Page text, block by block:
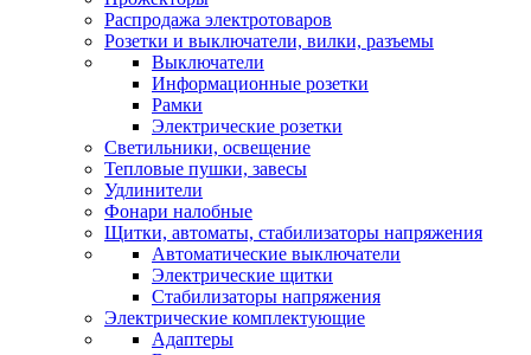
Распродажа электротоваров
Розетки и выключатели, вилки, разъемы
Выключатели
Информационные розетки
Рамки
Электрические розетки
Светильники, освещение
Тепловые пушки, завесы
Удлинители
Фонари налобные
Щитки, автоматы, стабилизаторы напряжения
Автоматические выключатели
Электрические щитки
Стабилизаторы напряжения
Электрические комплектующие
Адаптеры